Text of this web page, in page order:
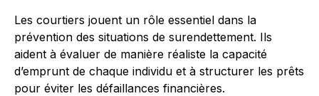
Les courtiers jouent un rôle essentiel dans la
prévention des situations de surendettement. Ils
aident à évaluer de manière réaliste la capacité
d’emprunt de chaque individu et à structurer les prêts
pour éviter les défaillances financières.